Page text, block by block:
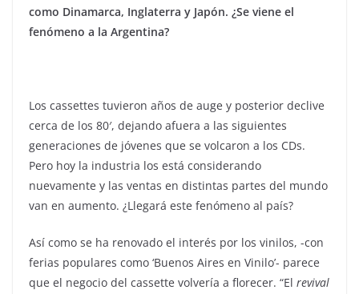
como Dinamarca, Inglaterra y Japón. ¿Se viene el
fenómeno a la Argentina?
Los cassettes tuvieron años de auge y posterior declive
cerca de los 80′, dejando afuera a las siguientes
generaciones de jóvenes que se volcaron a los CDs.
Pero hoy la industria los está considerando
nuevamente y las ventas en distintas partes del mundo
van en aumento. ¿Llegará este fenómeno al país?
Así como se ha renovado el interés por los vinilos, -con
ferias populares como ‘Buenos Aires en Vinilo’- parece
que el negocio del cassette volvería a florecer. “El revival